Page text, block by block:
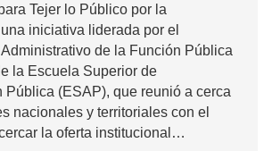
Tejer lo Público por la
iniciativa liderada por el
de la Función Pública
la Escuela Superior de
Pública (ESAP), que reunió a cerca
nacionales y territoriales con el
la oferta institucional…